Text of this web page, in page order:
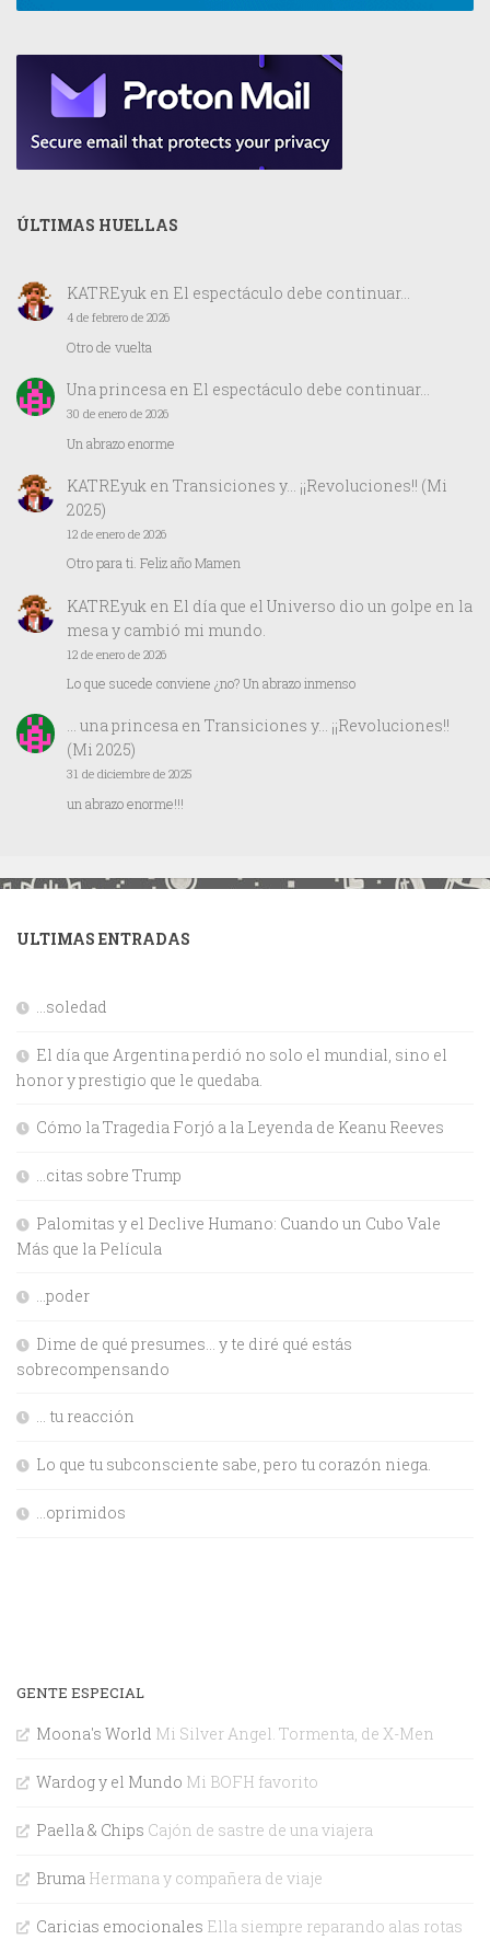
ÚLTIMAS HUELLAS
KATREyuken El espectáculo debe continuar…
4 de febrero de 2026
Otro de vuelta
Una princesaen El espectáculo debe continuar…
30 de enero de 2026
Un abrazo enorme
KATREyuken Transiciones y… ¡¡Revoluciones!! (Mi
2025)
12 de enero de 2026
Otro para ti. Feliz año Mamen
KATREyuk en El día que el Universo dio un golpe en la
mesa y cambió mi mundo.
12 de enero de 2026
Lo que sucede conviene ¿no? Un abrazo inmenso
… una princesaen Transiciones y… ¡¡Revoluciones!!
(Mi 2025)
31 de diciembre de 2025
un abrazo enorme!!!
ULTIMAS ENTRADAS
…soledad
El día que Argentina perdió no solo el mundial, sino el
honor y prestigio que le quedaba.
Cómo la Tragedia Forjó a la Leyenda de Keanu Reeves
…citas sobre Trump
Palomitas y el Declive Humano: Cuando un Cubo Vale
Más que la Película
…poder
Dime de qué presumes… y te diré qué estás
sobrecompensando
… tu reacción
Lo que tu subconsciente sabe, pero tu corazón niega.
…oprimidos
GENTE ESPECIAL
Moona's World Mi Silver Angel. Tormenta, de X-Men
Wardog y el Mundo Mi BOFH favorito
Paella & Chips Cajón de sastre de una viajera
Bruma Hermana y compañera de viaje
Caricias emocionales Ella siempre reparando alas rotas